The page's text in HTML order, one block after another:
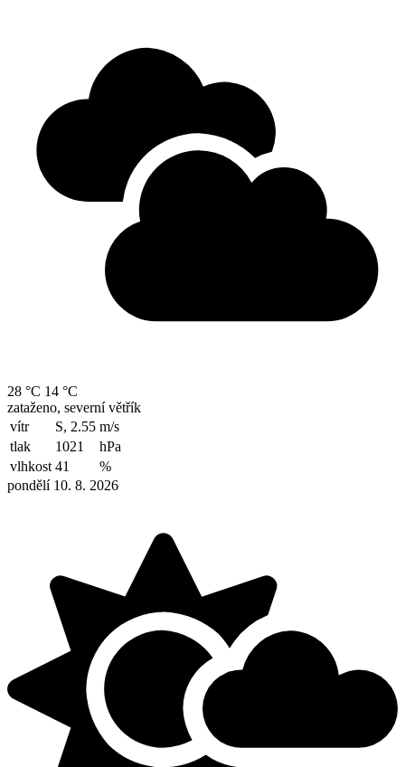
28 °C 14 °C
zataženo, severní větřík
vítr
S, 2.55 m/s
tlak
1021
hPa
vlhkost 41
%
pondělí 10. 8. 2026